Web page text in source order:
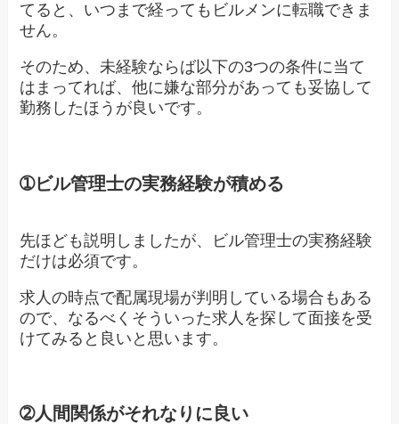
てると、いつまで経ってもビルメンに転職できま
せん。
そのため、未経験ならば以下の3つの条件に当て
はまってれば、他に嫌な部分があっても妥協して
勤務したほうが良いです。
➀ビル管理士の実務経験が積める
先ほども説明しましたが、ビル管理士の実務経験
だけは必須です。
求人の時点で配属現場が判明している場合もある
ので、なるべくそういった求人を探して面接を受
けてみると良いと思います。
➁人間関係がそれなりに良い